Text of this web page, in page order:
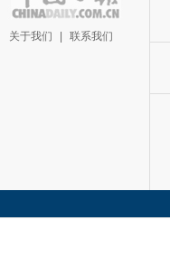
关于我们 联系我们